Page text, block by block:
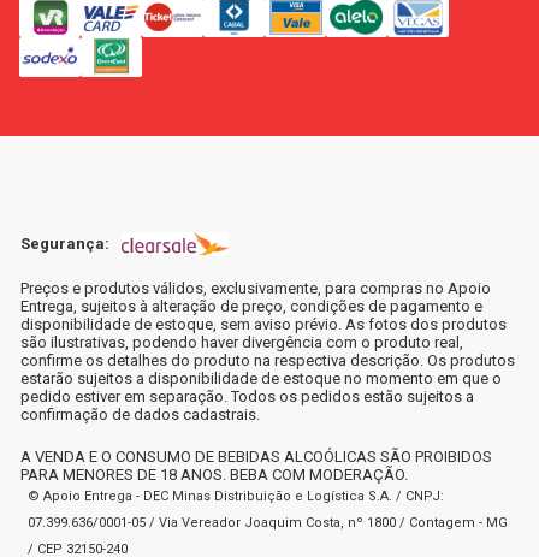
Segurança:
Preços e produtos válidos, exclusivamente, para compras no Apoio
Entrega, sujeitos à alteração de preço, condições de pagamento e
disponibilidade de estoque, sem aviso prévio. As fotos dos produtos
são ilustrativas, podendo haver divergência com o produto real,
confirme os detalhes do produto na respectiva descrição. Os produtos
estarão sujeitos a disponibilidade de estoque no momento em que o
pedido estiver em separação. Todos os pedidos estão sujeitos a
confirmação de dados cadastrais.
A VENDA E O CONSUMO DE BEBIDAS ALCOÓLICAS SÃO PROIBIDOS
PARA MENORES DE 18 ANOS. BEBA COM MODERAÇÃO.
© Apoio Entrega - DEC Minas Distribuição e Logística S.A. / CNPJ:
07.399.636/0001-05 / Via Vereador Joaquim Costa, nº 1800 / Contagem - MG
/ CEP 32150-240